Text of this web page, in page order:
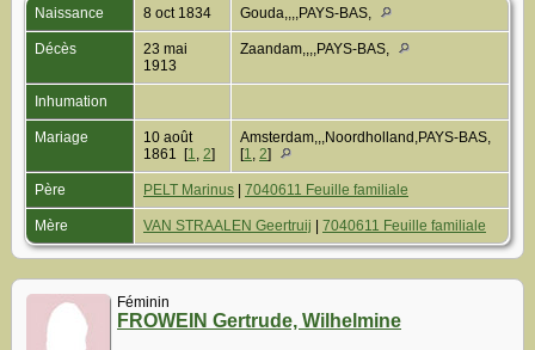
Naissance 8 oct 1834 Gouda,,,,PAYS-BAS,
Décès
23 mai
1913
Zaandam,,,,PAYS-BAS,
Inhumation
Mariage
10 août
1861 [1, 2]
Amsterdam,,,Noordholland,PAYS-BAS,
[1, 2]
Père PELT Marinus 7040611 Feuille familiale
Mère VAN STRAALEN Geertruij 7040611 Feuille familiale
Féminin
FROWEIN Gertrude, Wilhelmine